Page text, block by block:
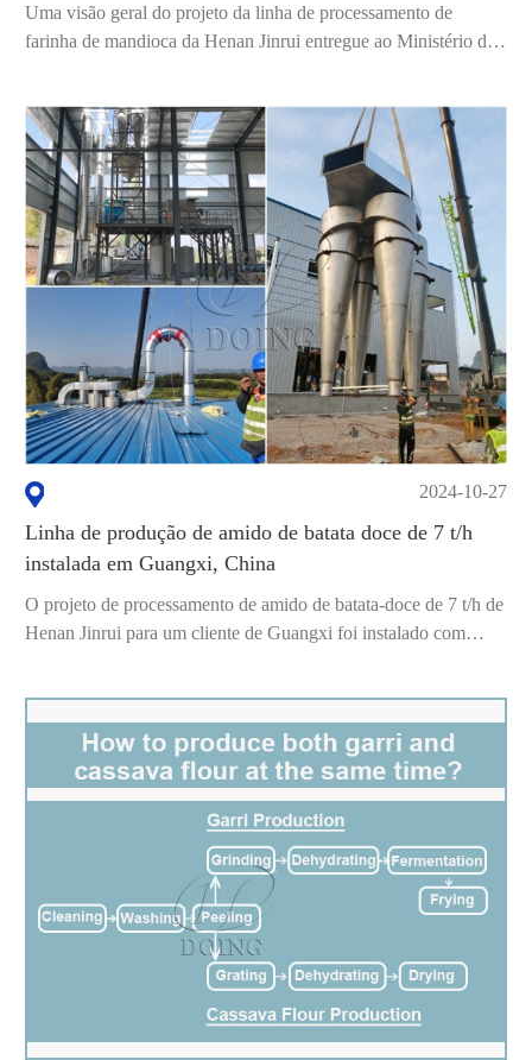
Uma visão geral do projeto da linha de processamento de
farinha de mandioca da Henan Jinrui entregue ao Ministério da
2024-10-27
Linha de produção de amido de batata doce de 7 t/h
instalada em Guangxi, China
O projeto de processamento de amido de batata-doce de 7 t/h de
Henan Jinrui para um cliente de Guangxi foi instalado com